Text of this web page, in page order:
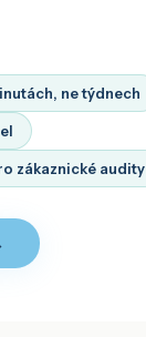
ne týdnech
zákaznické audity